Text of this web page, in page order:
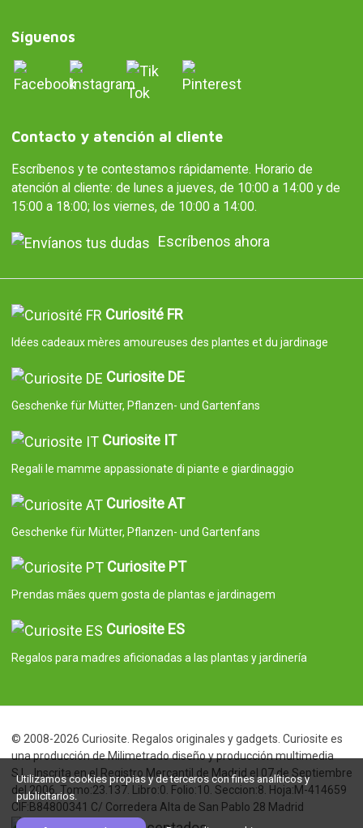
Síguenos
Contacto y atención al cliente
Escríbenos y te contestamos rápidamente. Horario de
atención al cliente: de lunes a jueves, de 10:00 a 14:00 y de
15:00 a 18:00; los viernes, de 10:00 a 14:00.
Escríbenos ahora
Curiosité FR
Idées cadeaux mères amoureuses des plantes et du jardinage
Curiosite DE
Geschenke für Mütter, Pflanzen- und Gartenfans
Curiosite IT
Regali le mamme appassionate di piante e giardinaggio
Curiosite AT
Geschenke für Mütter, Pflanzen- und Gartenfans
Curiosite PT
Prendas mães quem gosta de plantas e jardinagem
Curiosite ES
Regalos para madres aficionadas a las plantas y jardinería
© 2008-2026 Curiosite. Regalos originales y gadgets. Curiosite es
una producción de Milimetrado diseño y producción multimedia
S.L.. Inscrita en el Registro Mercantil de Madrid el 07 de Septiembre
del 2006. Tomo:23.137. Libro:0. Folio:10. Seccion:8. Hoja:M-414659
CIF:B84800341 C/ Corredera Alta de San Pablo 28 Madrid
Utilizamos cookies propias y de terceros con fines analíticos y
publicitarios.